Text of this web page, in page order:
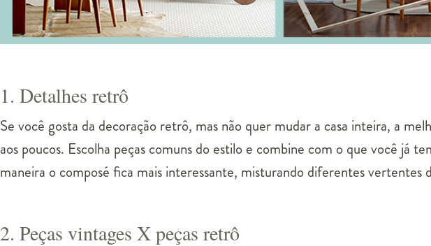
1. Detalhes retrô
Se você gosta da decoração retrô, mas não quer mudar a casa inteira, a
aos poucos. Escolha peças comuns do estilo e combine com o que você já
maneira o composé fica mais interessante, misturando diferentes vertentes
2. Peças vintages X peças retrô